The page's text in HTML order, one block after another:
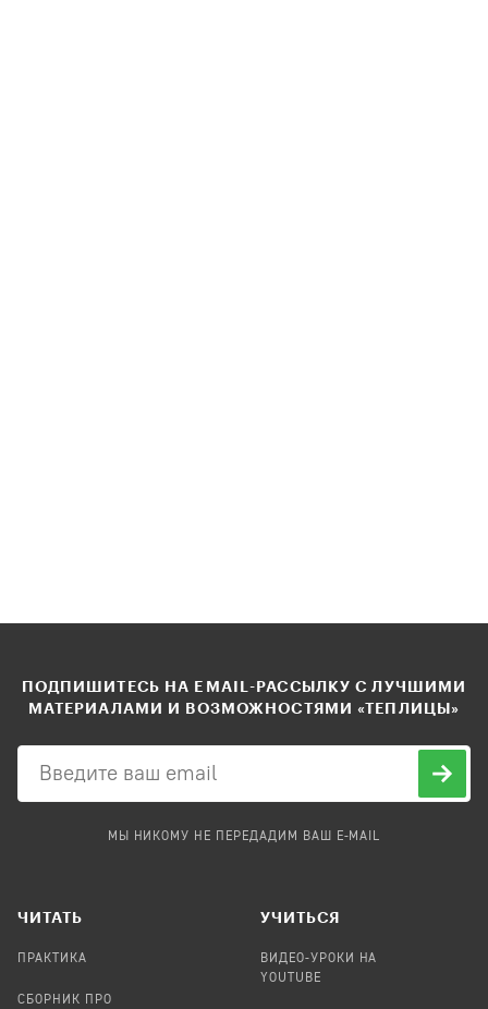
ПОДПИШИТЕСЬ НА EMAIL-РАССЫЛКУ С ЛУЧШИМИ
МАТЕРИАЛАМИ И ВОЗМОЖНОСТЯМИ «ТЕПЛИЦЫ»
МЫ НИКОМУ НЕ ПЕРЕДАДИМ ВАШ E-MAIL
ЧИТАТЬ
ПРАКТИКА
СБОРНИК ПРО
УЧИТЬСЯ
ВИДЕО-УРОКИ НА
YOUTUBE